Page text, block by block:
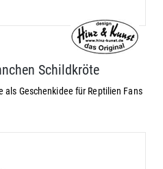
Schildkröte
als Geschenkidee für Reptilien Fans